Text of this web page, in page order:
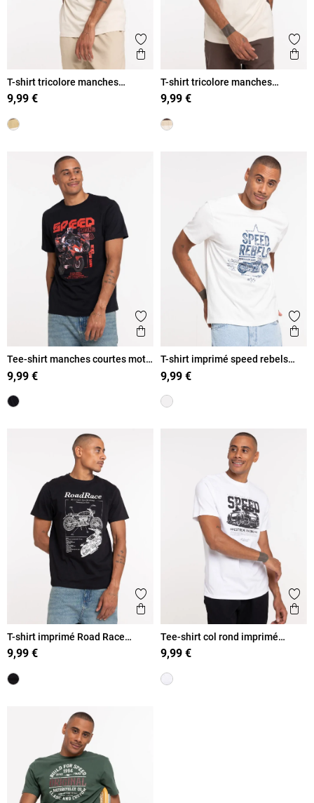
Ajouter aux favoris
Aperçu rapide
T-shirt tricolore manches
courtes homme
9,99 €
T-shirt tricolore manches
courtes homme
9,99 €
Ajouter aux favoris
Aperçu rapide
Tee-shirt manches courtes moto
homme
9,99 €
T-shirt imprimé speed rebels
homme
9,99 €
Ajouter aux favoris
Aperçu rapide
T-shirt imprimé Road Race
homme
9,99 €
Tee-shirt col rond imprimé
voiture homme
9,99 €